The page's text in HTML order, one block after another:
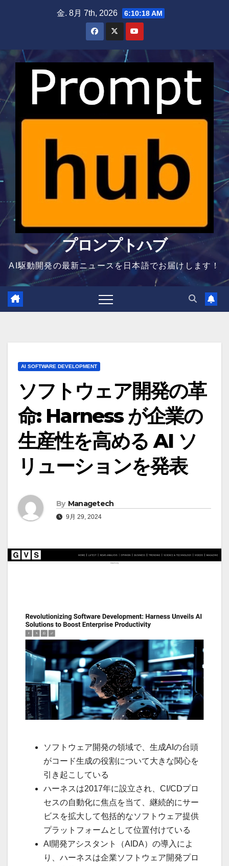
金. 8月 7th, 2026 6:10:19 AM
プロンプトハブ
AI駆動開発の最新ニュースを日本語でお届けします！
AI SOFTWARE DEVELOPMENT
ソフトウェア開発の革
命: Harness が企業の
生産性を高める AI ソ
リューションを発表
By Managetech
9月 29, 2024
ソフトウェア開発の領域で、生成AIの台頭
がコード生成の役割について大きな関心を
引き起こしている
ハーネスは2017年に設立され、CI/CDプロ
セスの自動化に焦点を当て、継続的にサー
ビスを拡大して包括的なソフトウェア提供
プラットフォームとして位置付けている
AI開発アシスタント（AIDA）の導入によ
り、ハーネスは企業ソフトウェア開発プロ